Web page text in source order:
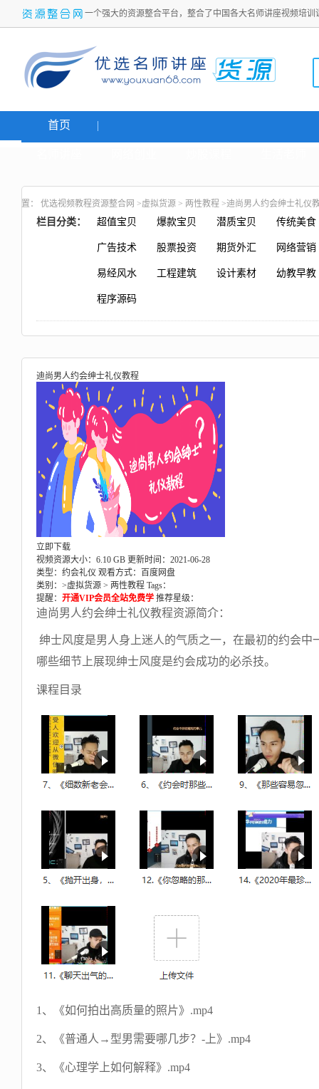
一个强大的资源整合平台，整合了中国各大名师讲座视频培
首页
置： 优选视频教程资源整合网 >虚拟货源 > 两性教程 >迪尚男人约会绅士礼仪
栏目分类： 超值宝贝 爆款宝贝 潜质宝贝 传统美食
广告技术 股票投资 期货外汇 网络营销
易经风水 工程建筑 设计素材 幼教早教
程序源码
迪尚男人约会绅士礼仪教程
立即下载
视频资源大小：6.10 GB 更新时间：2021-06-28
类型：约会礼仪 观看方式：百度网盘
类别：>虚拟货源 > 两性教程 Tags：
提醒： 开通VIP会员全站免费学 推荐星级：
迪尚男人约会绅士礼仪教程资源简介：
绅士风度是男人身上迷人的气质之一，在最初的约会
哪些细节上展现绅士风度是约会成功的必杀技。
课程目录
1、《如何拍出高质量的照片》.mp4
2、《普通人→型男需要哪几步？-上》.mp4
3、《心理学上如何解释》.mp4